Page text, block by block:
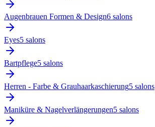
Augenbrauen Formen & Design6 salons
Eyes5 salons
Bartpflege5 salons
Herren - Farbe & Grauhaarkaschierung5 salons
Maniküre & Nagelverlängerungen5 salons